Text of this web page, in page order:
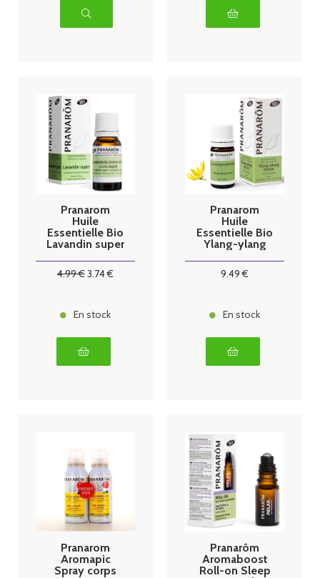
Pranarom
Huile
Essentielle Bio
Lavandin super
4.99€3.74€
En stock
Pranarom
Huile
Essentielle Bio
Ylang-ylang
9.49 €
En stock
Pranarom
Aromapic
Spray corps
Pranarôm
Aromaboost
Roll-on Sleep